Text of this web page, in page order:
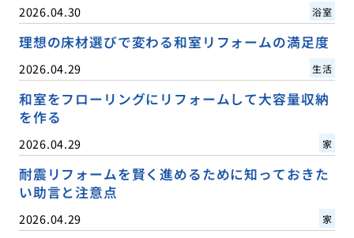
2026.04.30 浴室
理想の床材選びで変わる和室リフォームの満足度
2026.04.29 生活
和室をフローリングにリフォームして大容量収納
を作る
2026.04.29 家
耐震リフォームを賢く進めるために知っておきた
い助言と注意点
2026.04.29 家